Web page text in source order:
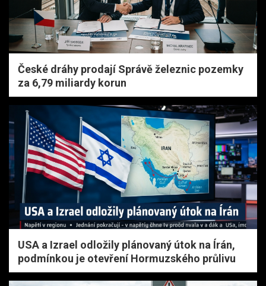
České dráhy prodají Správě železnic pozemky
za 6,79 miliardy korun
USA a Izrael odložily plánovaný útok na Írán,
podmínkou je otevření Hormuzského průlivu